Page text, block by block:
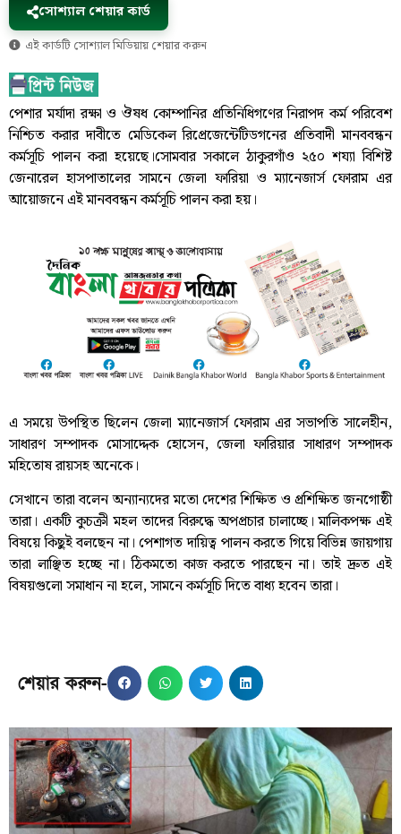
সোশ্যাল শেয়ার কার্ড
এই কার্ডটি সোশ্যাল মিডিয়ায় শেয়ার করুন
পেশার মর্যাদা রক্ষা ও ঔষধ কোম্পানির প্রতিনিধিগণের নিরাপদ কর্ম পরিবেশ
নিশ্চিত করার দাবীতে মেডিকেল রিপ্রেজেন্টেটিডগনের প্রতিবাদী মানববন্ধন
কর্মসূচি পালন করা হয়েছে।সোমবার সকালে ঠাকুরগাঁও ২৫০ শয্যা বিশিষ্ট
জেনারেল হাসপাতালের সামনে জেলা ফারিয়া ও ম্যানেজার্স ফোরাম এর
আয়োজনে এই মানববন্ধন কর্মসূচি পালন করা হয়।
এ সময়ে উপস্থিত ছিলেন জেলা ম্যানেজার্স ফোরাম এর সভাপতি সালেহীন,
সাধারণ সম্পাদক মোসাদ্দেক হোসেন, জেলা ফারিয়ার সাধারণ সম্পাদক
মহিতোষ রায়সহ অনেকে।
সেখানে তারা বলেন অন্যান্যদের মতো দেশের শিক্ষিত ও প্রশিক্ষিত জনগোষ্ঠী
তারা। একটি কুচক্রী মহল তাদের বিরুদ্ধে অপপ্রচার চালাচ্ছে। মালিকপক্ষ এই
বিষয়ে কিছুই বলছেন না। পেশাগত দায়িত্ব পালন করতে গিয়ে বিভিন্ন জায়গায়
তারা লাঞ্ছিত হচ্ছে না। ঠিকমতো কাজ করতে পারছেন না। তাই দ্রুত এই
বিষয়গুলো সমাধান না হলে, সামনে কর্মসূচি দিতে বাধ্য হবেন তারা।
শেয়ার করুন-